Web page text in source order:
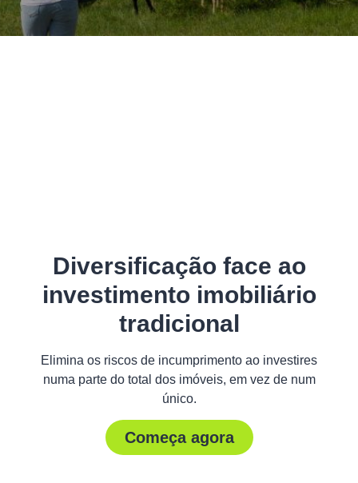
Diversificação face ao
investimento imobiliário
tradicional
Elimina os riscos de incumprimento ao investires
numa parte do total dos imóveis, em vez de num
único.
Começa agora